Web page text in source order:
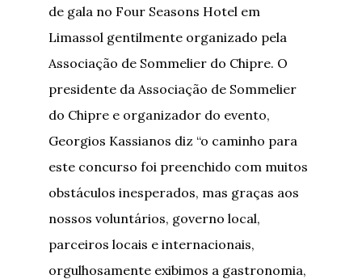
de gala no Four Seasons Hotel em
Limassol gentilmente organizado pela
Associação de Sommelier do Chipre. O
presidente da Associação de Sommelier
do Chipre e organizador do evento,
Georgios Kassianos diz “o caminho para
este concurso foi preenchido com muitos
obstáculos inesperados, mas graças aos
nossos voluntários, governo local,
parceiros locais e internacionais,
orgulhosamente exibimos a gastronomia,